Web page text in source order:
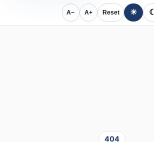
A− A+ Reset ☀ ☾
404